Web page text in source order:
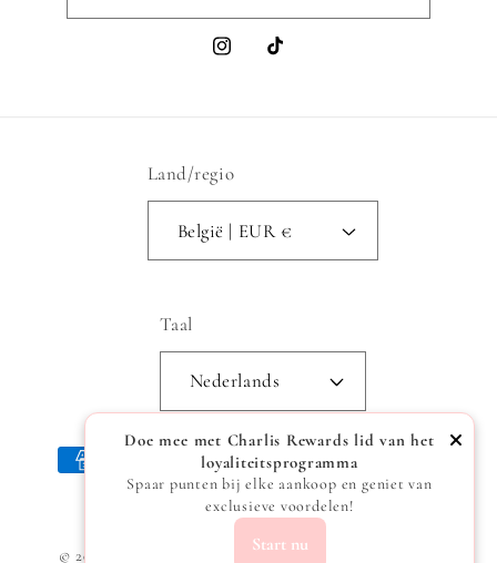
InstagramTikTok
Land/regio
België | EUR €
Taal
Nederlands
Betaalmethoden
© 2026, Powered by Shopify
Doe mee met Charlis Rewards lid van het
loyaliteitsprogramma
Spaar punten bij elke aankoop en geniet van
exclusieve voordelen!
Start nu